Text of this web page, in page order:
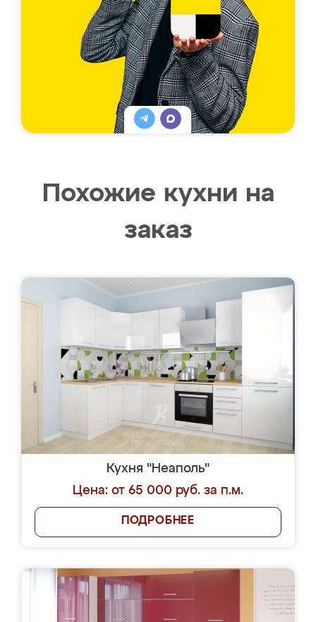
Похожие кухни на
заказ
Кухня "Неаполь"
Цена: от 65 000 руб. за п.м.
ПОДРОБНЕЕ